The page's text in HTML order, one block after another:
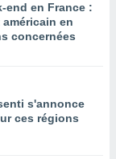
end en France :
en
concernées
s'annonce
ces régions